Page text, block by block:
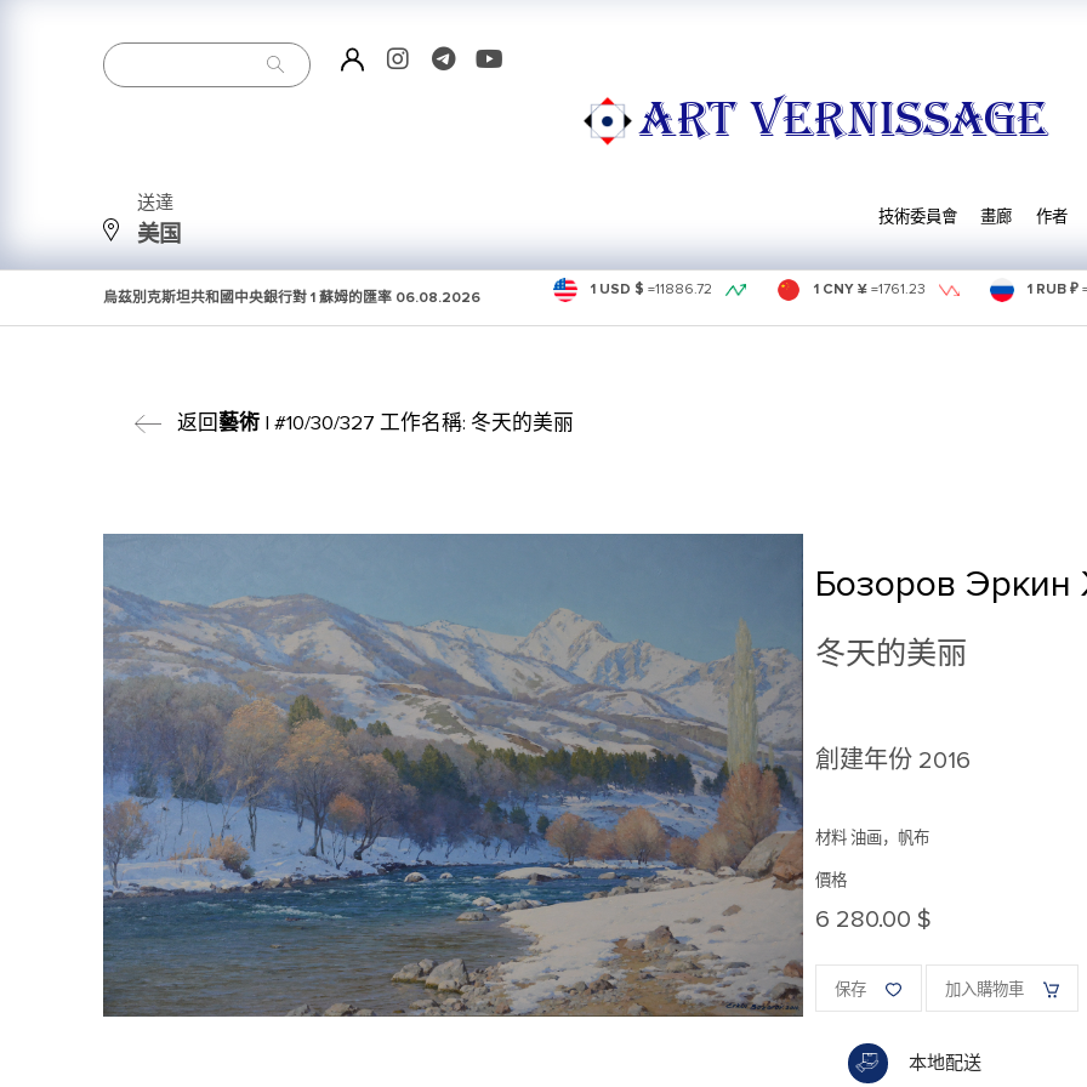
ART VERNISSAGE
送達
美国
技術委員會 畫廊 作者
烏茲別克斯坦共和國中央銀行對 1 蘇姆的匯率 06.08.2026 1 USD $ =11886.72 1 CNY ¥ =1761.23 1 RUB ₽
返回藝術| #10/30/327 工作名稱: 冬天的美丽
Бозоров Эркин
冬天的美丽
創建年份 2016
材料 油画，帆布
價格
6 280.00 $
保存 加入購物車
本地配送